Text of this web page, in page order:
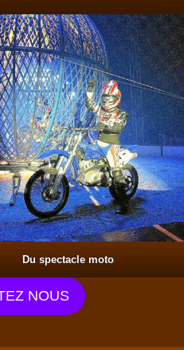
Du spectacle moto
NOUS